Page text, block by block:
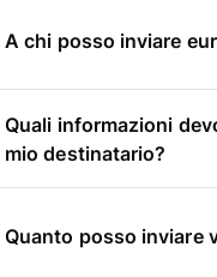
A chi posso inviare
Quali informazioni
mio destinatario?
Quanto posso inviare